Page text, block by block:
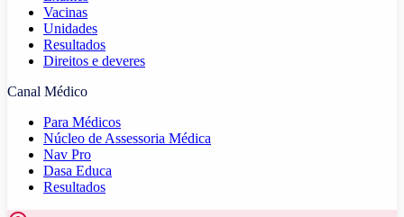
Vacinas
Unidades
Resultados
Direitos e deveres
Canal Médico
Para Médicos
Núcleo de Assessoria Médica
Nav Pro
Dasa Educa
Resultados